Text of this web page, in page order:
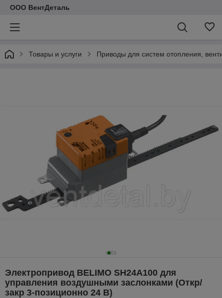
ООО ВентДеталь
Товары и услуги Приводы для систем отопления,
Электропривод BELIMO SH24A100 для
управления воздушными заслонками (Откр/
закр 3-позиционно 24 В)